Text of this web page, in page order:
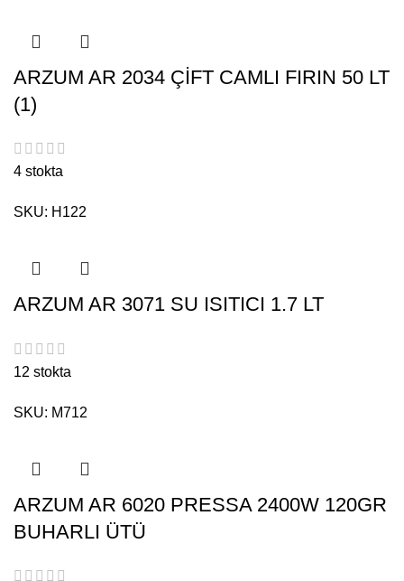
ARZUM AR 2034 ÇİFT CAMLI FIRIN 50 LT
(1)
4 stokta
SKU: H122
ARZUM AR 3071 SU ISITICI 1.7 LT
12 stokta
SKU: M712
ARZUM AR 6020 PRESSA 2400W 120GR
BUHARLI ÜTÜ